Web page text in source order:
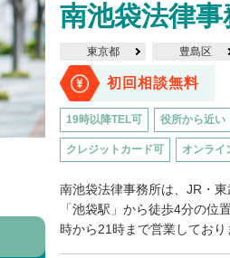
南池袋法律事
東京都 豊島区
初回相談無料
19時以降TEL可 役所から近い
クレジットカード可 オンライ
南池袋法律事務所は、JR・
「池袋駅」から徒歩4分の位
時から21時まで営業しており